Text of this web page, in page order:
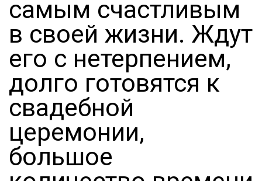
самым счастливым
в своей жизни. Ждут
его с нетерпением,
долго готовятся к
свадебной
церемонии,
большое